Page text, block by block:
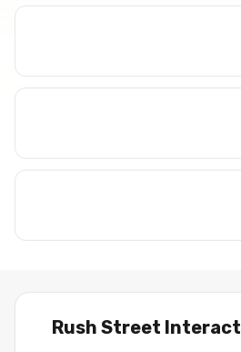
Rush Street